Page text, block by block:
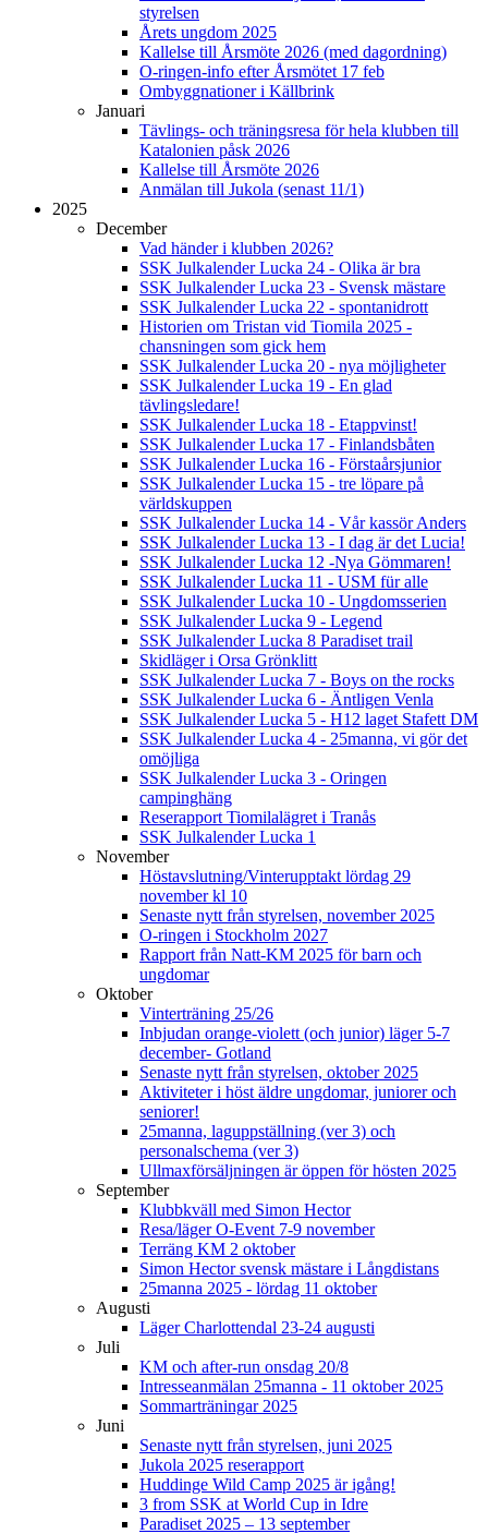
styrelsen
Årets ungdom 2025
Kallelse till Årsmöte 2026 (med dagordning)
O-ringen-info efter Årsmötet 17 feb
Ombyggnationer i Källbrink
Januari
Tävlings- och träningsresa för hela klubben till
Katalonien påsk 2026
Kallelse till Årsmöte 2026
Anmälan till Jukola (senast 11/1)
2025
December
Vad händer i klubben 2026?
SSK Julkalender Lucka 24 - Olika är bra
SSK Julkalender Lucka 23 - Svensk mästare
SSK Julkalender Lucka 22 - spontanidrott
Historien om Tristan vid Tiomila 2025 -
chansningen som gick hem
SSK Julkalender Lucka 20 - nya möjligheter
SSK Julkalender Lucka 19 - En glad
tävlingsledare!
SSK Julkalender Lucka 18 - Etappvinst!
SSK Julkalender Lucka 17 - Finlandsbåten
SSK Julkalender Lucka 16 - Förstaårsjunior
SSK Julkalender Lucka 15 - tre löpare på
världskuppen
SSK Julkalender Lucka 14 - Vår kassör Anders
SSK Julkalender Lucka 13 - I dag är det Lucia!
SSK Julkalender Lucka 12 -Nya Gömmaren!
SSK Julkalender Lucka 11 - USM für alle
SSK Julkalender Lucka 10 - Ungdomsserien
SSK Julkalender Lucka 9 - Legend
SSK Julkalender Lucka 8 Paradiset trail
Skidläger i Orsa Grönklitt
SSK Julkalender Lucka 7 - Boys on the rocks
SSK Julkalender Lucka 6 - Äntligen Venla
SSK Julkalender Lucka 5 - H12 laget Stafett DM
SSK Julkalender Lucka 4 - 25manna, vi gör det
omöjliga
SSK Julkalender Lucka 3 - Oringen
campinghäng
Reserapport Tiomilalägret i Tranås
SSK Julkalender Lucka 1
November
Höstavslutning/Vinterupptakt lördag 29
november kl 10
Senaste nytt från styrelsen, november 2025
O-ringen i Stockholm 2027
Rapport från Natt-KM 2025 för barn och
ungdomar
Oktober
Vinterträning 25/26
Inbjudan orange-violett (och junior) läger 5-7
december- Gotland
Senaste nytt från styrelsen, oktober 2025
Aktiviteter i höst äldre ungdomar, juniorer och
seniorer!
25manna, laguppställning (ver 3) och
personalschema (ver 3)
Ullmaxförsäljningen är öppen för hösten 2025
September
Klubbkväll med Simon Hector
Resa/läger O-Event 7-9 november
Terräng KM 2 oktober
Simon Hector svensk mästare i Långdistans
25manna 2025 - lördag 11 oktober
Augusti
Läger Charlottendal 23-24 augusti
Juli
KM och after-run onsdag 20/8
Intresseanmälan 25manna - 11 oktober 2025
Sommarträningar 2025
Juni
Senaste nytt från styrelsen, juni 2025
Jukola 2025 reserapport
Huddinge Wild Camp 2025 är igång!
3 from SSK at World Cup in Idre
Paradiset 2025 – 13 september